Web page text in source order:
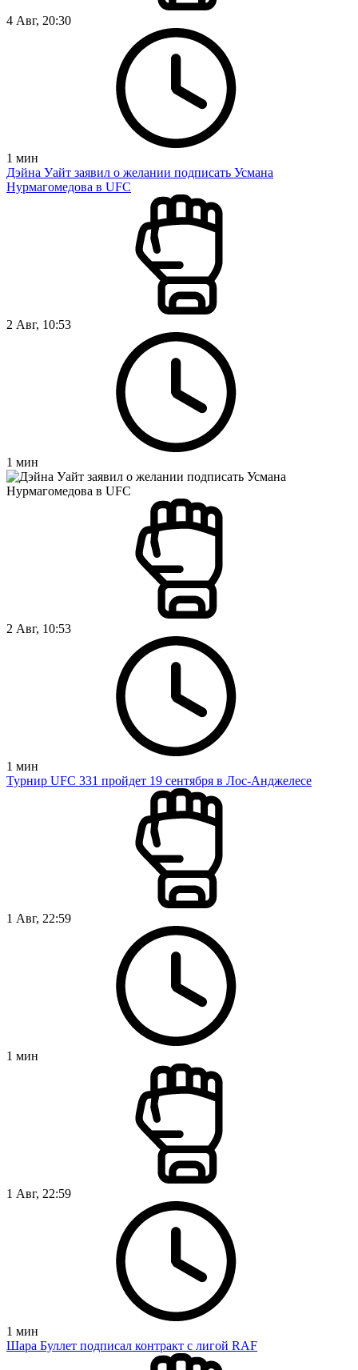
4 Авг, 20:30
1 мин
Дэйна Уайт заявил о желании подписать Усмана
Нурмагомедова в UFC
2 Авг, 10:53
1 мин
2 Авг, 10:53
1 мин
Турнир UFC 331 пройдет 19 сентября в Лос-Анджелесе
1 Авг, 22:59
1 мин
1 Авг, 22:59
1 мин
Шара Буллет подписал контракт с лигой RAF